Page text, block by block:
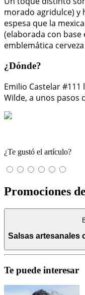
morado agridulce) y
espesa que la
(elaborada con base
emblemática
¿Dónde?
Emilio Castelar #111
Wilde, a unos pasos
¿Te gustó el artículo?
Promociones
Salsas artesanales
Te puede interesar